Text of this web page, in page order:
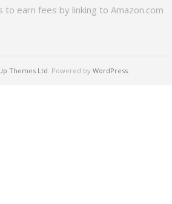
to earn fees by linking to Amazon.com
Themes Ltd. Powered by WordPress.